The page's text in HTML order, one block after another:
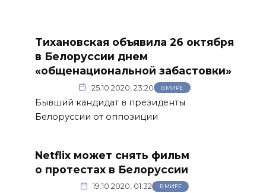
Тихановская объявила 26 октября
в Белоруссии днем
«общенациональной забастовки»
25.10.2020, 23:20 В МИРЕ
Бывший кандидат в президенты
Белоруссии от оппозиции
Netflix может снять фильм
о протестах в Белоруссии
19.10.2020, 01:32 В МИРЕ